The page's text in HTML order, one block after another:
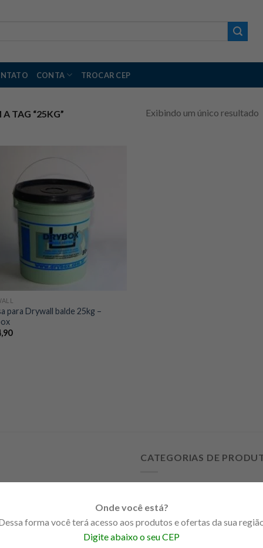
CONTA TROCAR CEP
TAG “25KG” Exibindo um único resultado
para Drywall balde 25kg –
tela de fibra 100cm valor
Reto Stanley Fatmax cod.
CATEGORIAS DE
Eucatex
Onde você está?
forma você terá acesso aos produtos e ofertas da sua
Digite abaixo o seu CEP